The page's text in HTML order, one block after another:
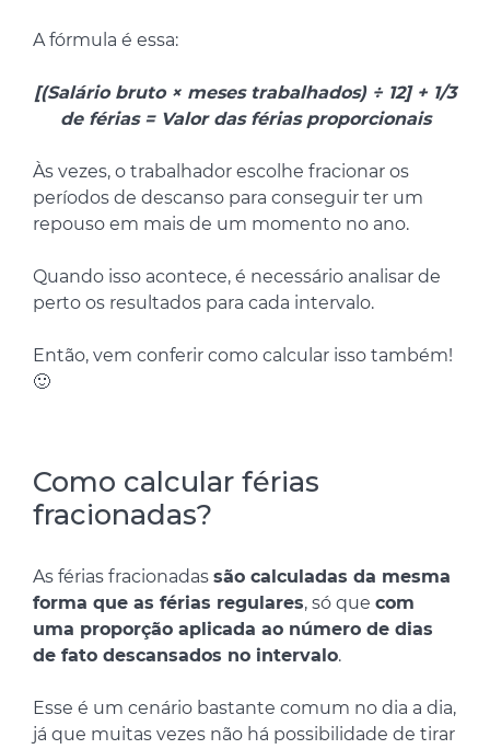
A fórmula é essa:
[(Salário bruto × meses trabalhados) ÷ 12] + 1/3
de férias = Valor das férias proporcionais
Às vezes, o trabalhador escolhe fracionar os
períodos de descanso para conseguir ter um
repouso em mais de um momento no ano.
Quando isso acontece, é necessário analisar de
perto os resultados para cada intervalo.
Então, vem conferir como calcular isso também!
🙂
Como calcular férias
fracionadas?
As férias fracionadas são calculadas da mesma
forma que as férias regulares, só que com
uma proporção aplicada ao número de dias
de fato descansados no intervalo.
Esse é um cenário bastante comum no dia a dia,
já que muitas vezes não há possibilidade de tirar